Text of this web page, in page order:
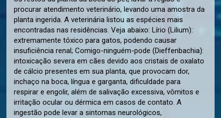
procurar atendimento veterinário, levando uma amostra da
planta ingerida. A veterinária listou as espécies mais
encontradas nas residências. Veja abaixo: Lírio (Lilium):
extremamente tóxico para gatos, podendo causar
insuficiência renal; Comigo-ninguém-pode (Dieffenbachia):
intoxicação severa em cães devido aos cristais de oxalato
de cálcio presentes em sua planta, que provocam dor,
inchaço na boca, língua e garganta, dificuldade para
respirar e engolir, além de salivação excessiva, vômitos e
irritação ocular ou dérmica em casos de contato. A
ingestão pode levar a sintomas neurológicos,